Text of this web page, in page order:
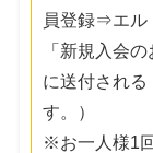
員登録⇒エル
「新規入会
に送付される
す。）
※お一人様1